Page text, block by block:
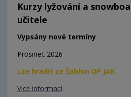
Kurzy lyžování a
učitele
Vypsány nové termíny
Prosinec 2026
Lze hradit ze Šablon OP JAK
Více informací